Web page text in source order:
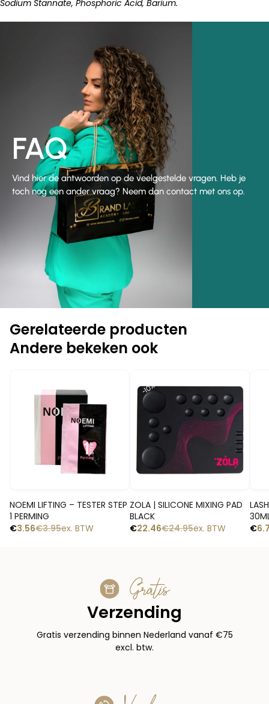
Sodium Stannate, Phosphoric Acid, Barium.
FAQ
Vind hier de antwoorden op de veelgestelde vragen. Heb je
toch nog een ander vraag? Neem dan contact met ons op.
Gerelateerde producten
Andere bekeken ook
NOEMI LIFTING – TESTER STEP
1 PERMING
€3.95
€3.56 ex. BTW
-10%
ZOLA | SILICONE MIXING PAD
BLACK
€24.95
€22.46 ex. BTW
€
Gratis
Verzending
Gratis verzending binnen Nederland vanaf €75
excl. btw.